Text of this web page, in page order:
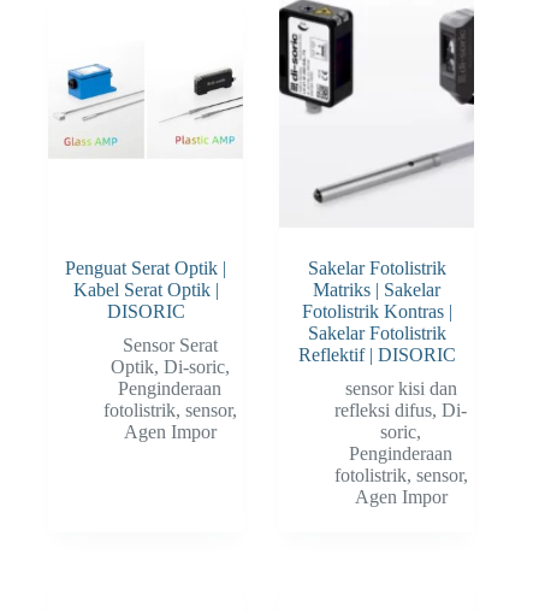
Penguat Serat Optik |
Kabel Serat Optik |
DISORIC
Sensor Serat
Optik, Di-soric,
Penginderaan
fotolistrik, sensor,
Agen Impor
Sakelar Fotolistrik
Matriks | Sakelar
Fotolistrik Kontras |
Sakelar Fotolistrik
Reflektif | DISORIC
sensor kisi dan
refleksi difus,Di-
soric,
Penginderaan
fotolistrik, sensor,
Agen Impor